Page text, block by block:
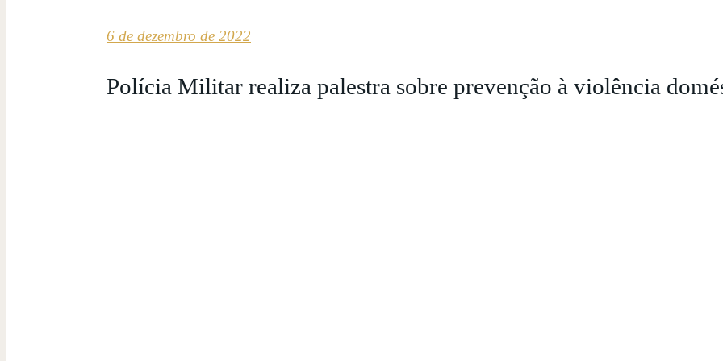
6 de dezembro de 2022
Polícia Militar realiza palestra sobre prevenção à violência